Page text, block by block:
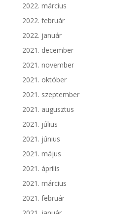
2022. március
2022. február
2022. január
2021. december
2021. november
2021. október
2021. szeptember
2021. augusztus
2021. július
2021. június
2021. május
2021. április
2021. március
2021. február